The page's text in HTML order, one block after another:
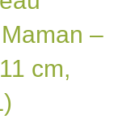
–
cm,